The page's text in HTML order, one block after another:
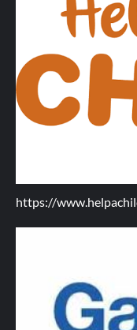
https://